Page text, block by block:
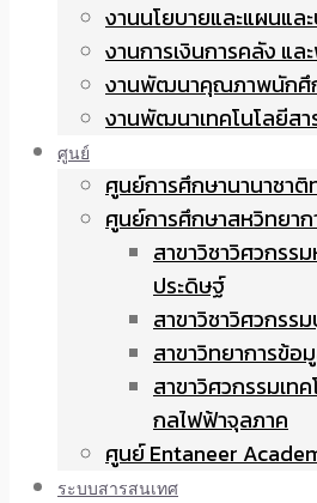
งานนโยบายและแผนแ
งานการเงินการคลัง แล
งานพัฒนาคุณภาพนักศึ
งานพัฒนาเทคโนโลยีสา
ศูนย์
ศูนย์การศึกษานานาชา
ศูนย์การศึกษาสหวิทยาก
สาขาวิชาวิศวกร
ประดิษฐ์
สาขาวิชาวิศวกรร
สาขาวิทยาการข้อ
สาขาวิศวกรรมเท
กลไฟฟ้าจุลภาค
ศูนย์ Entaneer
ระบบสารสนเทศ